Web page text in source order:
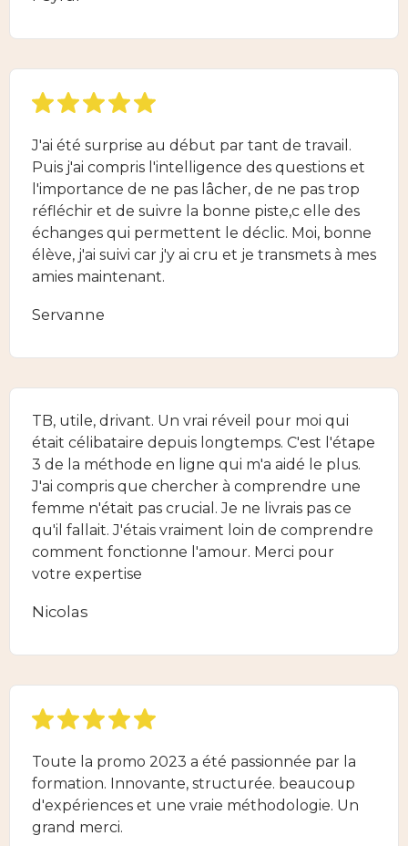
J'ai été surprise au début par tant de travail.
Puis j'ai compris l'intelligence des questions et
l'importance de ne pas lâcher, de ne pas trop
réfléchir et de suivre la bonne piste,c elle des
échanges qui permettent le déclic. Moi, bonne
élève, j'ai suivi car j'y ai cru et je transmets à mes
amies maintenant.
Servanne
TB, utile, drivant. Un vrai réveil pour moi qui
était célibataire depuis longtemps. C'est l'étape
3 de la méthode en ligne qui m'a aidé le plus.
J'ai compris que chercher à comprendre une
femme n'était pas crucial. Je ne livrais pas ce
qu'il fallait. J'étais vraiment loin de comprendre
comment fonctionne l'amour. Merci pour
votre expertise
Nicolas
Toute la promo 2023 a été passionnée par la
formation. Innovante, structurée. beaucoup
d'expériences et une vraie méthodologie. Un
grand merci.